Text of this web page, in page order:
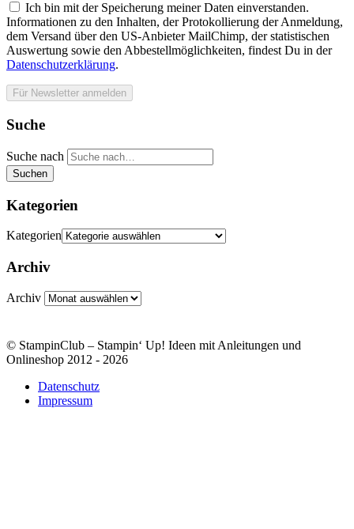
Ich bin mit der Speicherung meiner Daten einverstanden.
Informationen zu den Inhalten, der Protokollierung der Anmeldung,
dem Versand über den US-Anbieter MailChimp, der statistischen
Auswertung sowie den Abbestellmöglichkeiten, findest Du in der
Datenschutzerklärung.
Suche
Suche nach
Suchen
Kategorien
Kategorien
Archiv
Archiv
© StampinClub – Stampin‘ Up! Ideen mit Anleitungen und
Onlineshop 2012 - 2026
Datenschutz
Impressum